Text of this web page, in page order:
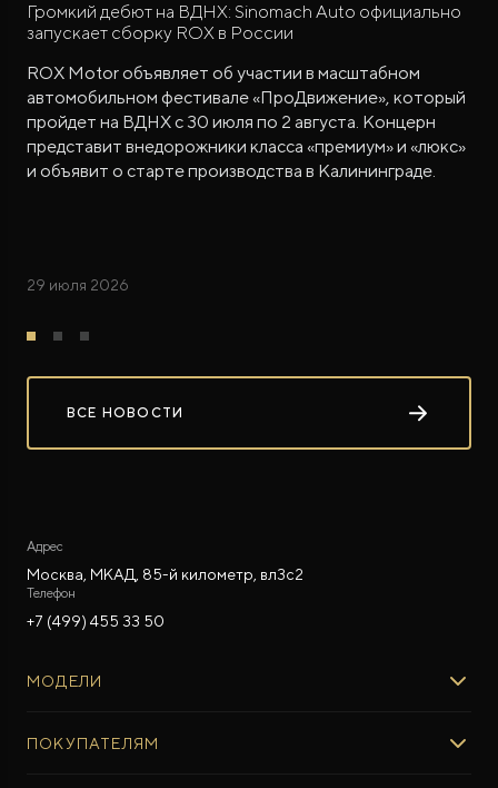
Громкий дебют на ВДНХ: Sinomach Auto официально
запускает сборку ROX в России
ROX Motor объявляет об участии в масштабном
автомобильном фестивале «ПроДвижение», который
пройдет на ВДНХ с 30 июля по 2 августа. Концерн
представит внедорожники класса «премиум» и «люкс»
и объявит о старте производства в Калининграде.
29 июля 2026
ВСЕ НОВОСТИ
Адрес
Москва, МКАД, 85-й километр, вл3с2
Телефон
+7 (499) 455 33 50
МОДЕЛИ
ROX ADAMAS
ПОКУПАТЕЛЯМ